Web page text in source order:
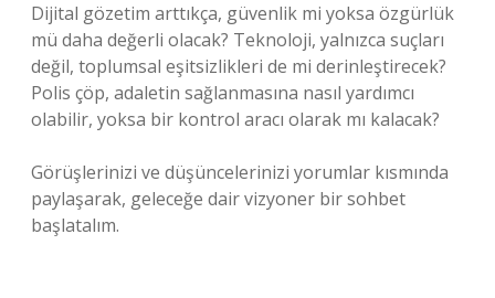
Dijital gözetim arttıkça, güvenlik mi yoksa özgürlük
mü daha değerli olacak? Teknoloji, yalnızca suçları
değil, toplumsal eşitsizlikleri de mi derinleştirecek?
Polis çöp, adaletin sağlanmasına nasıl yardımcı
olabilir, yoksa bir kontrol aracı olarak mı kalacak?
Görüşlerinizi ve düşüncelerinizi yorumlar kısmında
paylaşarak, geleceğe dair vizyoner bir sohbet
başlatalım.